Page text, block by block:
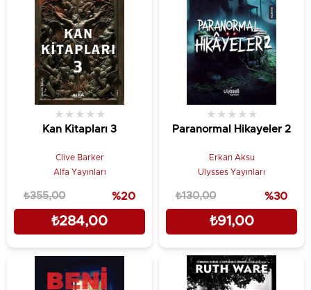
Kan Kitapları 3
★ ★ ★ ★ ★
Clive Barker
Alfa Yayınları
₺284,00
₺355,00 %20
Paranormal Hikayeler 2
★ ★ ★ ★ ★
Erkan Aksu
Ulysses Yayınları
₺91,00
₺130,00 %30